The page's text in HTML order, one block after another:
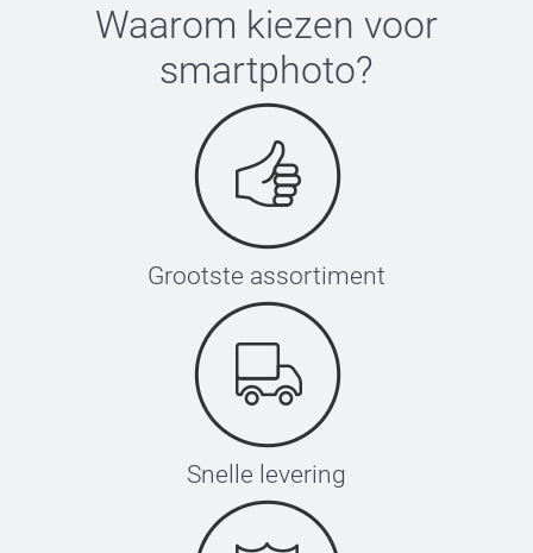
Waarom kiezen voor
smartphoto?
Grootste assortiment
Snelle levering